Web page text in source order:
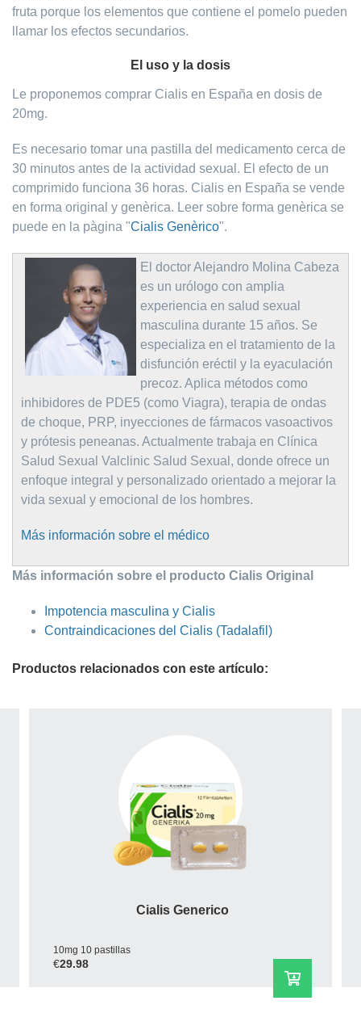
fruta porque los elementos que contiene el pomelo pueden
llamar los efectos secundarios.
El uso y la dosis
Le proponemos comprar Cialis en España en dosis de
20mg.
Es necesario tomar una pastilla del medicamento cerca de
30 minutos antes de la actividad sexual. El efecto de un
comprimido funciona 36 horas. Cialis en España se vende
en forma original y genèrica. Leer sobre forma genèrica se
puede en la pàgina "Cialis Genèrico".
El doctor Alejandro Molina Cabeza
es un urólogo con amplia
experiencia en salud sexual
masculina durante 15 años. Se
especializa en el tratamiento de la
disfunción eréctil y la eyaculación
precoz. Aplica métodos como
inhibidores de PDE5 (como Viagra), terapia de ondas
de choque, PRP, inyecciones de fármacos vasoactivos
y prótesis peneanas. Actualmente trabaja en Clínica
Salud Sexual Valclinic Salud Sexual, donde ofrece un
enfoque integral y personalizado orientado a mejorar la
vida sexual y emocional de los hombres.
Más información sobre el médico
Más información sobre el producto Cialis Original
Impotencia masculina y Cialis
Contraindicaciones del Cialis (Tadalafil)
Productos relacionados con este artículo:
Cialis Soft Tabs
20mg 10 pastillas
€30.89